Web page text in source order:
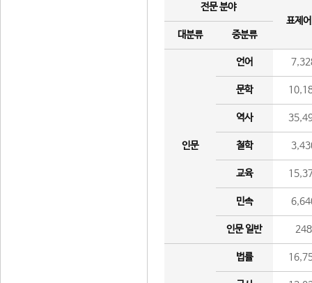
전문 분야
표제
대분류
중분류
인문
언어
문학
역사
철학
교육
민속
인문 일반 248
법률